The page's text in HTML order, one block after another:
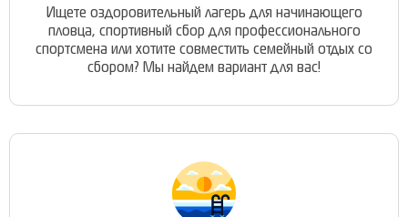
Ищете оздоровительный лагерь для начинающего
пловца, спортивный сбор для профессионального
спортсмена или хотите совместить семейный отдых со
сбором? Мы найдем вариант для вас!